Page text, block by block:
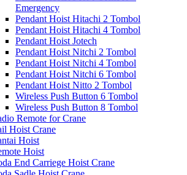
Emergency
Pendant Hoist Hitachi 2 Tombol
Pendant Hoist Hitachi 4 Tombol
Pendant Hoist Jotech
Pendant Hoist Nitchi 2 Tombol
Pendant Hoist Nitchi 4 Tombol
Pendant Hoist Nitchi 6 Tombol
Pendant Hoist Nitto 2 Tombol
Wireless Push Button 6 Tombol
Wireless Push Button 8 Tombol
Remote for Crane
Hoist Crane
Hoist
Hoist
End Carriege Hoist Crane